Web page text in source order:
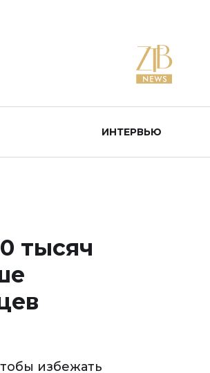
ИНТЕРВЬЮ
тысяч
избежать